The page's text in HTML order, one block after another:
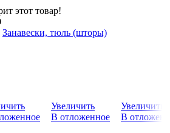
этот товар!
Занавески, тюль (шторы)
Увеличить
В отложенное
Увеличить
В